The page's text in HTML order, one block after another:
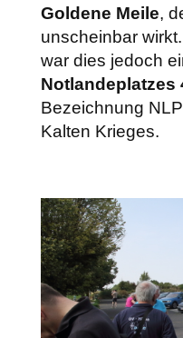
Goldene Meile,
unscheinbar
war dies jedoch
Notlandeplatzes
Bezeichnung
Kalten Krieges.